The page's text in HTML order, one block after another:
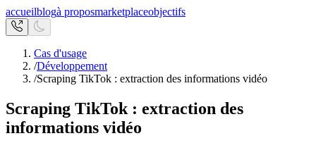
accueilblogà proposmarketplaceobjectifs
Cas d'usage
/Développement
/Scraping TikTok : extraction des informations vidéo
Scraping TikTok : extraction des
informations vidéo